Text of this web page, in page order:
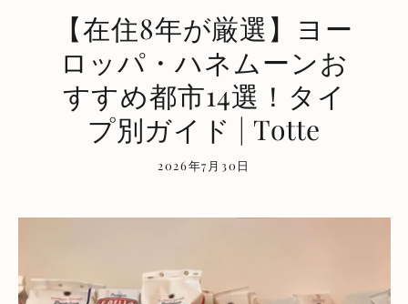
【在住8年が厳選】ヨー
ロッパ・ハネムーンお
すすめ都市14選！タイ
プ別ガイド | Totte
2026年7月30日